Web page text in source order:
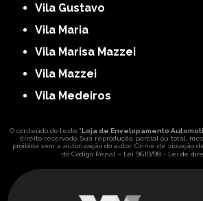
Vila Gustavo
Vila Maria
Vila Marisa Mazzei
Vila Mazzei
Vila Medeiros
O conteúdo do texto "Loja de Envelopamento
direito reservado. Sua reprodução, parcial ou total,
proibida sem a autorização do autor. Crime de violação
do Código Penal – Lei 9610/98 - Lei de